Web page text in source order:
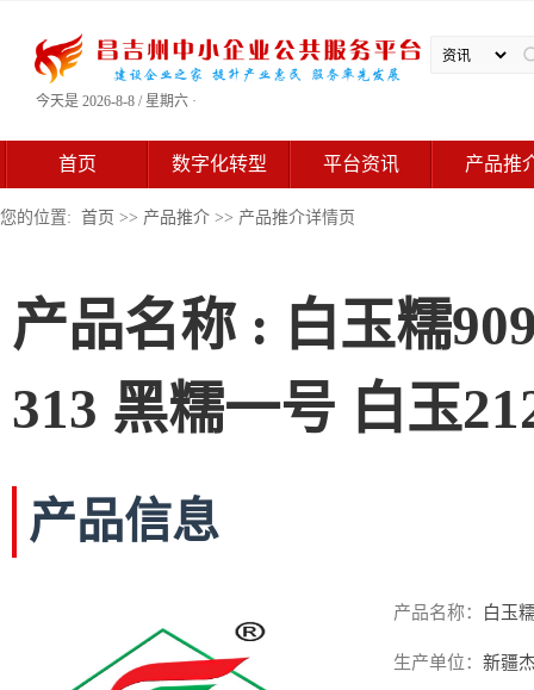
今天是 2026-8-8 / 星期六 ·
首页 数字化转型 平台资讯 产品推
您的位置: 首页 >> 产品推介 >> 产品推介详情页
产品名称 : 白玉糯
313 黑糯一号 白玉
产品信息
产品名称： 白玉
生产单位： 新疆